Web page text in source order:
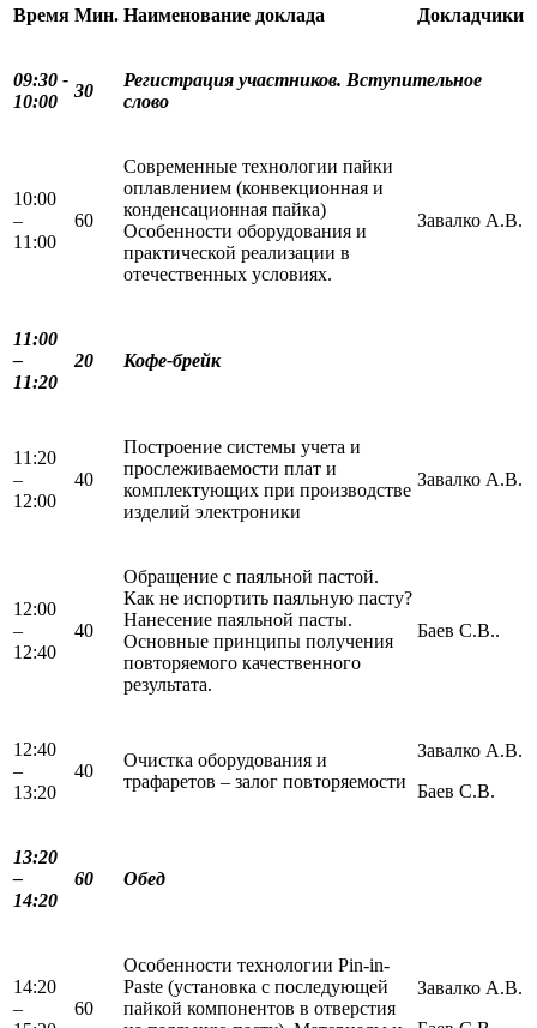
Время Мин. Наименование доклада Докладчики
09:30 -
10:00
30
Регистрация участников. Вступительное
слово
10:00
–
11:00
60
Современные технологии пайки
оплавлением (конвекционная и
конденсационная пайка)
Особенности оборудования и
практической реализации в
отечественных условиях.
Завалко А.В.
11:00
–
11:20
20 Кофе-брейк
11:20
–
12:00
40
Построение системы учета и
прослеживаемости плат и
комплектующих при производстве
изделий электроники
Завалко А.В.
12:00
–
12:40
40
Обращение с паяльной пастой.
Как не испортить паяльную пасту?
Нанесение паяльной пасты.
Основные принципы получения
повторяемого качественного
результата.
Баев С.В..
12:40
–
13:20
40
Очистка оборудования и
трафаретов – залог повторяемости
Завалко А.В.
Баев С.В.
13:20
–
14:20
60 Обед
14:20
–
60
Особенности технологии Pin-in-
Paste (установка с последующей
пайкой компонентов в отверстия
Завалко А.В.